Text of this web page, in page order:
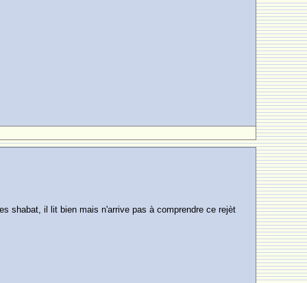
shabat, il lit bien mais n'arrive pas à comprendre ce rejèt